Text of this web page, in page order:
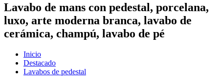
Lavabo de mans con pedestal, porcelana,
luxo, arte moderna branca, lavabo de
cerámica, champú, lavabo de pé
Inicio
Destacado
Lavabos de pedestal